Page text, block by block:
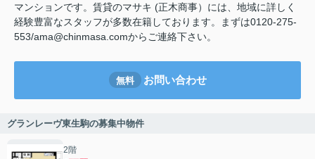
マンションです。賃貸のマサキ (正木商事）には、地域に詳しく
経験豊富なスタッフが多数在籍しております。まずは0120-275-
553/ama@chinmasa.comからご連絡下さい。
無料 お問い合わせ
グランレーヴ東生駒の募集中物件
2階